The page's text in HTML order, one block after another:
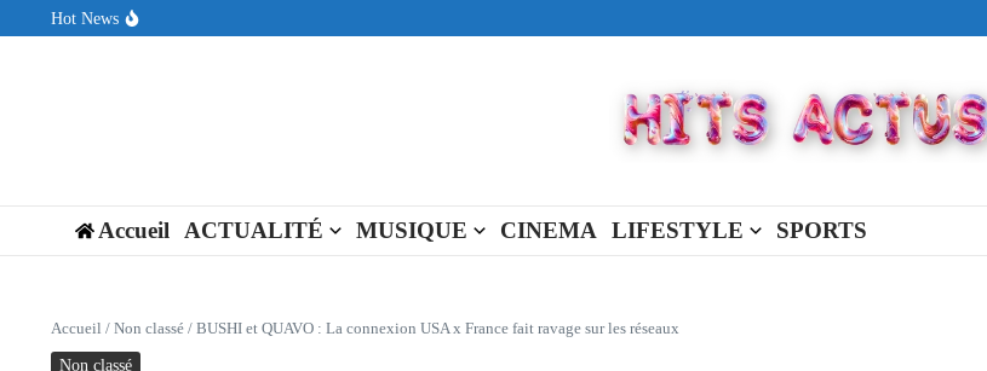
Aller au contenu
Hot News
Seth Walker transforme la douleur en hymne lumineux avec « Rearview Full Of You »
Accueil ACTUALITÉ MUSIQUE CINEMA LIFESTYLE SPORTS
Accueil / Non classé / BUSHI et QUAVO : La connexion USA x France fait ravage sur les réseaux
Non classé